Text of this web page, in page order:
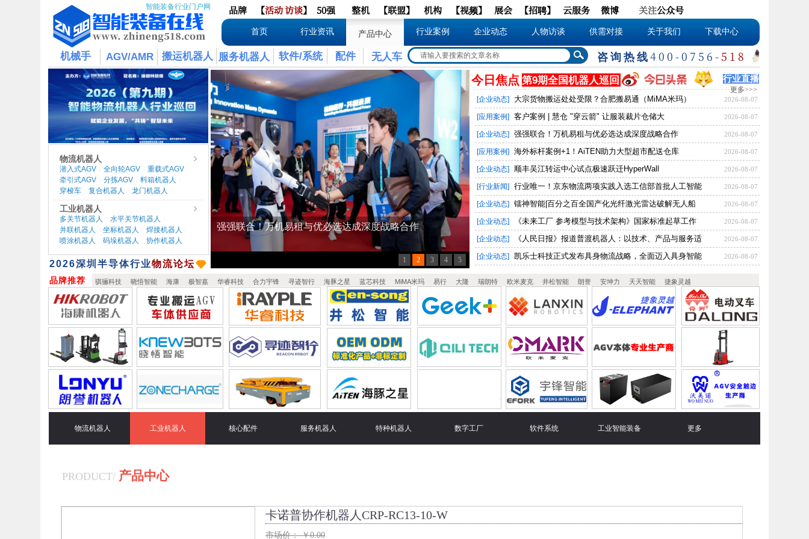
智能装备行业门户网 品牌 【活动访谈】 50强 整机 【联盟】 机构 【视频】 展会 【招聘】 云服务 微博 关注公众号
首页 行业资讯 产品中心 行业案例 企业动态 人物访谈 供需对接 关于我们 下载中心
机械手 搬运机器人 配件
软件/系统
AGV/AMR 无人车
服务机器人 咨询热线400-0756-518
今日焦点 行业直播
第9期全国机器人巡回
更多>>>
[企业动态]
大宗货物搬运处处受限？合肥搬易通（MiMA米玛） 2026-08-07
[应用案例] 客户案例 | 慧仓 "穿云箭" 让服装裁片仓储大 2026-08-07
[企业动态] 强强联合！万机易租与优必选达成深度战略合作 2026-08-07
[应用案例] 海外标杆案例+1！AiTEN助力大型超市配送仓库 2026-08-07
[企业动态] 顺丰吴江转运中心试点极速跃迁HyperWall 2026-08-07
[行业新闻] 行业唯一！京东物流两项实践入选工信部首批人工智能 2026-08-07
[企业动态] 镭神智能|百分之百全国产化光纤激光雷达破解无人船 2026-08-07
[企业动态] 《未来工厂 参考模型与技术架构》国家标准起草工作 2026-08-07
[企业动态] 《人民日报》报道普渡机器人：以技术、产品与服务适 2026-08-07
[企业动态] 凯乐士科技正式发布具身物流战略，全面迈入具身智能 2026-08-07
物流机器人
潜入式AGV 全向轮AGV 重载式AGV
牵引式AGV 分拣AGV 料箱机器人
穿梭车 复合机器人 龙门机器人
工业机器人
多关节机器人 水平关节机器人
并联机器人 坐标机器人 焊接机器人
喷涂机器人 码垛机器人 协作机器人
​2026深圳半导体行业物流论坛
骐骊科技 晓悟智能 海康 极智嘉 华睿科技 合力宇锋 寻迹智行 海豚之星 蓝芯科技 MiMA米玛 易行 大隆 瑞朗特 欧米麦克 井松智能 朗誉 安坤力 天天智能 捷象灵越
品牌推荐
物流机器人 工业机器人 核心配件 服务机器人 特种机器人 数字工厂 软件系统 工业智能装备 更多
PRODUCT/ 产品中心
卡诺普协作机器人CRP-RC13-10-W
市场价： ￥0.00